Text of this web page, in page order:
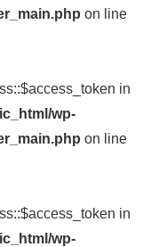
on line
in
wp-
on line
in
wp-